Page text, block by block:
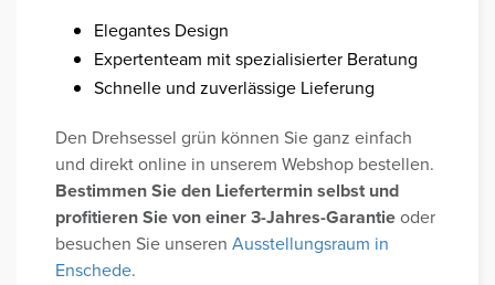
Elegantes Design
Expertenteam mit spezialisierter Beratung
Schnelle und zuverlässige Lieferung
Den Drehsessel grün können Sie ganz einfach
und direkt online in unserem Webshop bestellen.
Bestimmen Sie den Liefertermin selbst und
profitieren Sie von einer 3-Jahres-Garantieoder
besuchen Sie unseren Ausstellungsraum in
Enschede.